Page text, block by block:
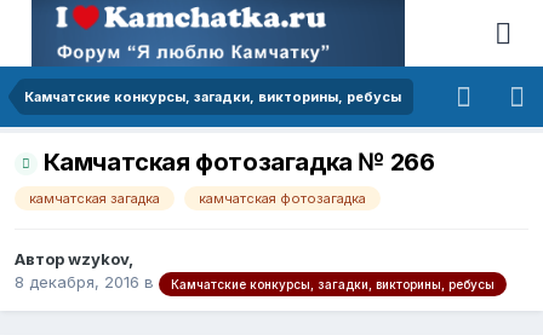
Камчатские конкурсы, загадки, викторины, ребусы
Камчатская фотозагадка № 266
камчатская загадка камчатская фотозагадка
Автор wzykov,
8 декабря, 2016 в Камчатские конкурсы, загадки, викторины, ребусы